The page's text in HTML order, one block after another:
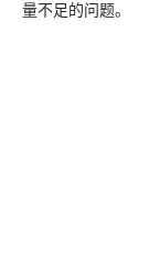
量不足的问题。